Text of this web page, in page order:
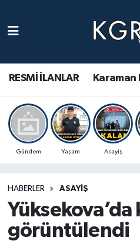
RESMİ İLANLAR
Gündem Yaşam Asayiş
HABERLER ASAYIŞ
Yüksekova’da
görüntülendi
Gündem Haberleri
Güncel Haberler
Spor Haberleri
Ulusal Haberler
Vefat Edenler